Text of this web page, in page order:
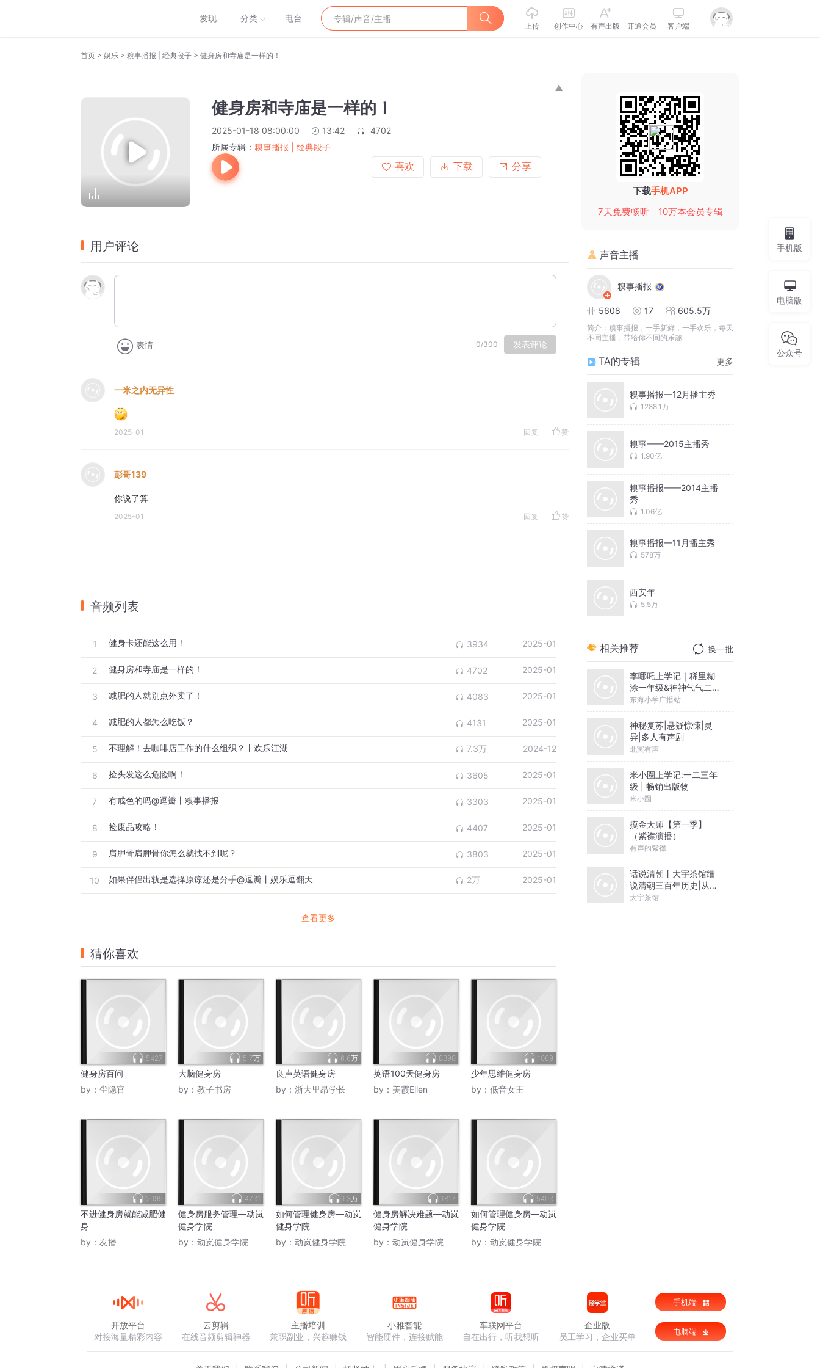
发现 分类 电台
上传 创作中心 有声出版 开通会员 客户端
首页 > 娱乐 > 糗事播报 | 经典段子 > 健身房和寺庙是一样的！
健身房和寺庙是一样的！
2025-01-18 08:00:00 13:42
4702
所属专辑： 糗事播报 | 经典段子
喜欢
下载 分享
用户评论
表情 0/300 发表评论
一米之内无异性
2025-01 回复 赞
彭哥139
你说了算
2025-01 回复 赞
音频列表
1 健身卡还能这么用！ 3934 2025-01
2 健身房和寺庙是一样的！ 4702 2025-01
3 减肥的人就别点外卖了！ 4083 2025-01
4 减肥的人都怎么吃饭？ 4131 2025-01
5 不理解！去咖啡店工作的什么组织？丨欢乐江湖 7.3万 2024-12
6 捡头发这么危险啊！ 3605 2025-01
7 有戒色的吗@逗瓣丨糗事播报 3303 2025-01
8 捡废品攻略！ 4407 2025-01
9 肩胛骨肩胛骨你怎么就找不到呢？ 3803 2025-01
10 如果伴侣出轨是选择原谅还是分手@逗瓣丨娱乐逗翻天 2万 2025-01
查看更多
猜你喜欢
5427
健身房百问
by： 尘隐官
5.7万
大脑健身房
by： 教子书房
6.6万
良声英语健身房
by： 浙大里昂学长
8390
英语100天健身房
by： 美霞Ellen
1069
少年思维健身房
by： 低音女王
2095
不进健身房就能减肥健
身
by： 友播
4731
健身房服务管理—动岚
健身学院
by： 动岚健身学院
1.3万
如何管理健身房—动岚
健身学院
by： 动岚健身学院
1817
健身房解决难题—动岚
健身学院
by： 动岚健身学院
5403
如何管理健身房—动岚
健身学院
by： 动岚健身学院
下载手机APP
7天免费畅听
10万本会员专辑
声音主播
糗事播报
5608 17 605.5万
简介： 糗事播报，一手新鲜，一手欢乐，每天
不同主播，带给你不同的乐趣
TA的专辑 更多
糗事播报—12月播主秀
1288.1万
糗事——2015主播秀
1.90亿
糗事播报——2014主播
秀
1.06亿
糗事播报—11月播主秀
578万
西安年
5.5万
相关推荐 换一批
李哪吒上学记｜稀里糊
涂一年级&神神气气二年
级
东海小学广播站
神秘复苏|悬疑惊悚|灵
异|多人有声剧
北冥有声
米小圈上学记:一二三年
级 | 畅销出版物
米小圈
摸金天师【第一季】
（紫襟演播）
有声的紫襟
话说清朝丨大宇茶馆细
说清朝三百年历史|从努
尔哈赤到末代皇帝溥仪|
大宇茶馆
手机版
电脑版
公众号
开放平台
对接海量精彩内容
云剪辑
在线音频剪辑神器
主播培训
兼职副业，兴趣赚钱
小雅智能
智能硬件，连接赋能
车联网平台
自在出行，听我想听
企业版
员工学习，企业买单
手机端
电脑端